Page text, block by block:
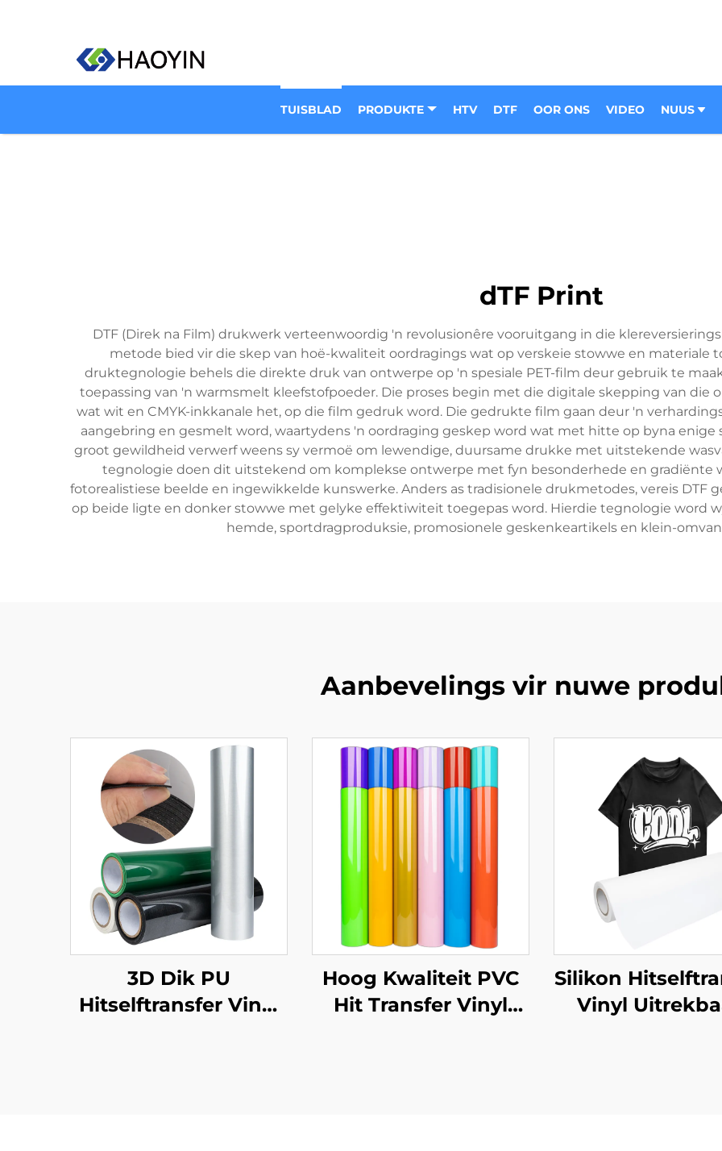
TUISBLAD PRODUKTE HTV DTF OOR ONS VIDEO NUUS
dTF Print
DTF (Direk na Film) drukwerk verteenwoordig 'n revolusionêre vooruitgang in die
metode bied vir die skep van hoë-kwaliteit oordragings wat op verskeie stowwe en materiale
druktegnologie behels die direkte druk van ontwerpe op 'n spesiale PET-film deur gebruik te
toepassing van 'n warmsmelt kleefstofpoeder. Die proses begin met die digitale skepping van die
wat wit en CMYK-inkkanale het, op die film gedruk word. Die gedrukte film gaan deur 'n
aangebring en gesmelt word, waartydens 'n oordraging geskep word wat met hitte op byna enige
groot gewildheid verwerf weens sy vermoë om lewendige, duursame drukke met uitstekende
tegnologie doen dit uitstekend om komplekse ontwerpe met fyn besonderhede en gradiënte
fotorealistiese beelde en ingewikkelde kunswerke. Anders as tradisionele drukmetodes, vereis DTF
op beide ligte en donker stowwe met gelyke effektiwiteit toegepas word. Hierdie tegnologie word
hemde, sportdragproduksie, promosionele geskenkeartikels en klein-
Aanbevelings vir nuwe
3D Dik PU
Hitselftransfer Vinyl
Hoog Kwaliteit PVC
Hit Transfer Vinyl
Silikon
Vinyl